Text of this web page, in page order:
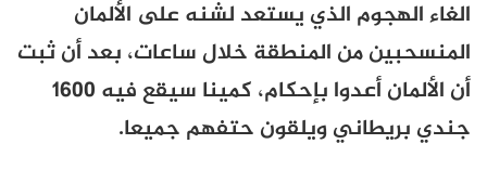
الغاء الهجوم الذي يستعد لشنه على الألمان
المنسحبين من المنطقة خلال ساعات، بعد أن ثبت
أن الألمان أعدوا بإحكام، كمينا سيقع فيه 1600
جندي بريطاني ويلقون حتفهم جميعا.